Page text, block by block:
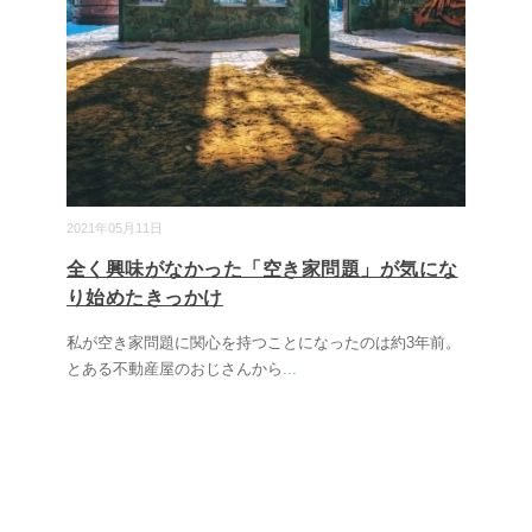
2021年05月11日
全く興味がなかった「空き家問題」が気にな
り始めたきっかけ
私が空き家問題に関心を持つことになったのは約3年前。
とある不動産屋のおじさんから